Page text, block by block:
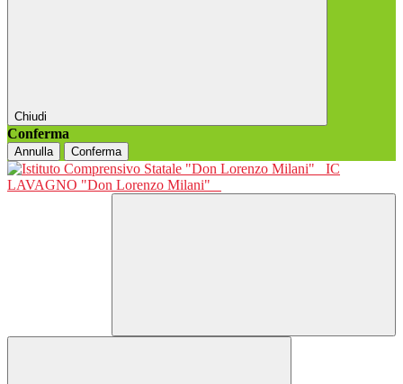
Chiudi
Conferma
Annulla Conferma
IC
LAVAGNO "Don Lorenzo Milani"